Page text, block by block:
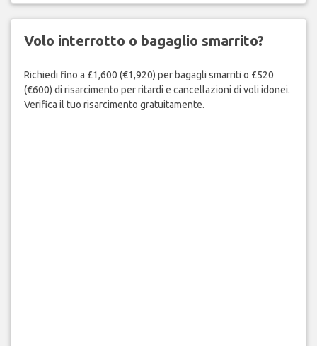
Volo interrotto o bagaglio smarrito?
Richiedi fino a £1,600 (€1,920) per bagagli smarriti o £520
(€600) di risarcimento per ritardi e cancellazioni di voli idonei.
Verifica il tuo risarcimento gratuitamente.